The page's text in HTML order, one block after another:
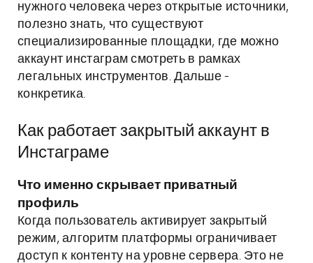
нужного человека через открытые источники,
полезно знать, что существуют
специализированные площадки, где можно
аккаунт инстаграм смотреть в рамках
легальных инструментов. Дальше -
конкретика.
Как работает закрытый аккаунт в
Инстаграме
Что именно скрывает приватный
профиль
Когда пользователь активирует закрытый
режим, алгоритм платформы ограничивает
доступ к контенту на уровне сервера. Это не